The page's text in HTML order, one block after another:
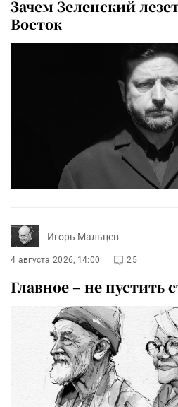
Зачем Зеленский
Восток
Игорь Мальцев
4 августа 2026, 14:00 25
Главное – не пустить